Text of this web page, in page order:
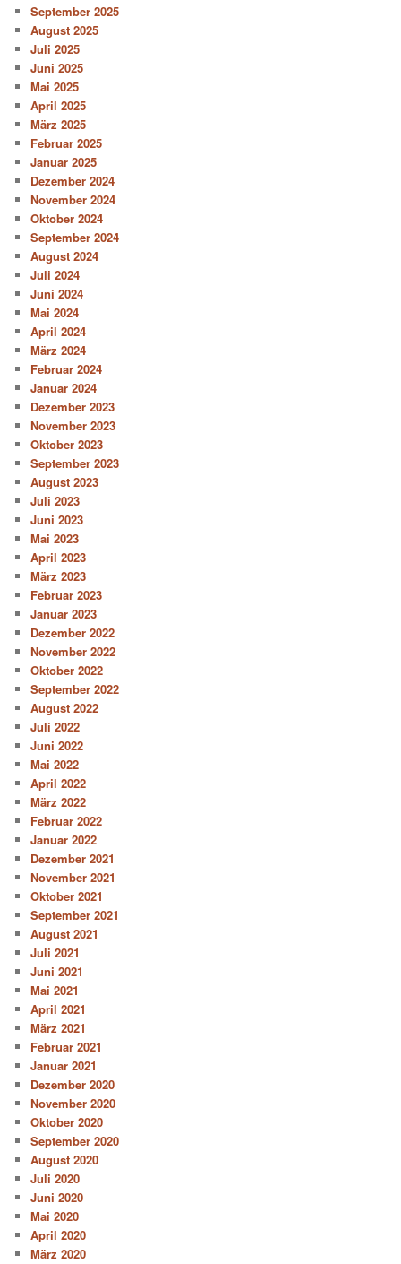
September 2025
August 2025
Juli 2025
Juni 2025
Mai 2025
April 2025
März 2025
Februar 2025
Januar 2025
Dezember 2024
November 2024
Oktober 2024
September 2024
August 2024
Juli 2024
Juni 2024
Mai 2024
April 2024
März 2024
Februar 2024
Januar 2024
Dezember 2023
November 2023
Oktober 2023
September 2023
August 2023
Juli 2023
Juni 2023
Mai 2023
April 2023
März 2023
Februar 2023
Januar 2023
Dezember 2022
November 2022
Oktober 2022
September 2022
August 2022
Juli 2022
Juni 2022
Mai 2022
April 2022
März 2022
Februar 2022
Januar 2022
Dezember 2021
November 2021
Oktober 2021
September 2021
August 2021
Juli 2021
Juni 2021
Mai 2021
April 2021
März 2021
Februar 2021
Januar 2021
Dezember 2020
November 2020
Oktober 2020
September 2020
August 2020
Juli 2020
Juni 2020
Mai 2020
April 2020
März 2020